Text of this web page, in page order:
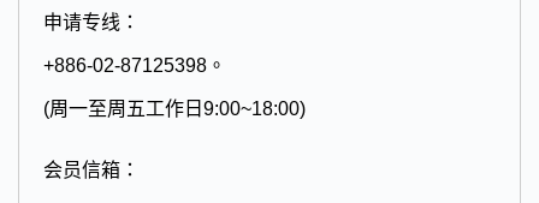
申请专线：
+886-02-87125398。
(周一至周五工作日9:00~18:00)
会员信箱：